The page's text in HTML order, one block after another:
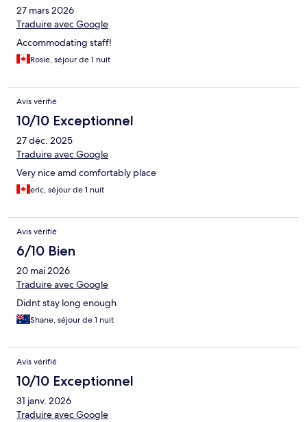
27 mars 2026
Traduire avec Google
Accommodating staff!
Rosie, séjour de 1 nuit
Avis vérifié
10/10 Exceptionnel
27 déc. 2025
Traduire avec Google
Very nice amd comfortably place
eric, séjour de 1 nuit
Avis vérifié
6/10 Bien
20 mai 2026
Traduire avec Google
Didnt stay long enough
Shane, séjour de 1 nuit
Avis vérifié
10/10 Exceptionnel
31 janv. 2026
Traduire avec Google